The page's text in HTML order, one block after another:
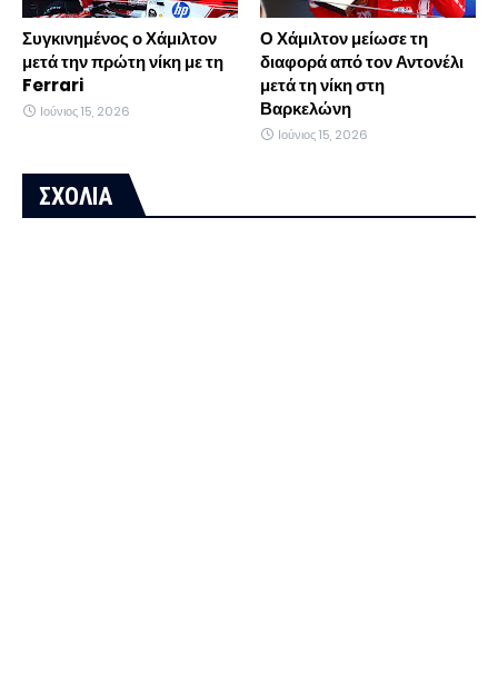
Συγκινημένος ο Χάμιλτον
μετά την πρώτη νίκη με τη
Ferrari
Ιούνιος 15, 2026
Ο Χάμιλτον μείωσε τη
διαφορά από τον Αντονέλι
μετά τη νίκη στη
Βαρκελώνη
Ιούνιος 15, 2026
ΣΧΟΛΙΑ